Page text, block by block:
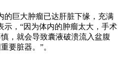
巨大肿瘤已达肝脏下缘，充满
示，“因为体内的肿瘤太大，手术
，就会导致囊液破溃流入盆腹
要脏器。”。